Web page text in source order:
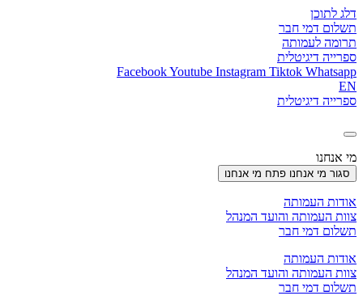
דלג לתוכן
תשלום דמי חבר
תרומה לעמותה
ספרייה דיגיטלית
FacebookYoutube Instagram Tiktok Whatsapp
EN
ספרייה דיגיטלית
מי אנחנו
סגור מי אנחנו פתח מי אנחנו
אודות העמותה
צוות העמותה והועד המנהל
תשלום דמי חבר
אודות העמותה
צוות העמותה והועד המנהל
תשלום דמי חבר